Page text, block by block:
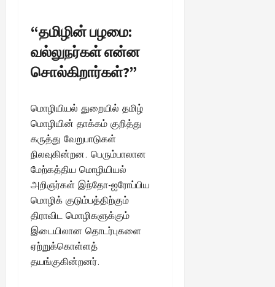
“தமிழின் பழமை:
வல்லுநர்கள் என்ன
சொல்கிறார்கள்?”
மொழியியல் துறையில் தமிழ்
மொழியின் தாக்கம் குறித்து
கருத்து வேறுபாடுகள்
நிலவுகின்றன. பெரும்பாலான
மேற்கத்திய மொழியியல்
அறிஞர்கள் இந்தோ-ஐரோப்பிய
மொழிக் குடும்பத்திற்கும்
திராவிட மொழிகளுக்கும்
இடையிலான தொடர்புகளை
ஏற்றுக்கொள்ளத்
தயங்குகின்றனர்.